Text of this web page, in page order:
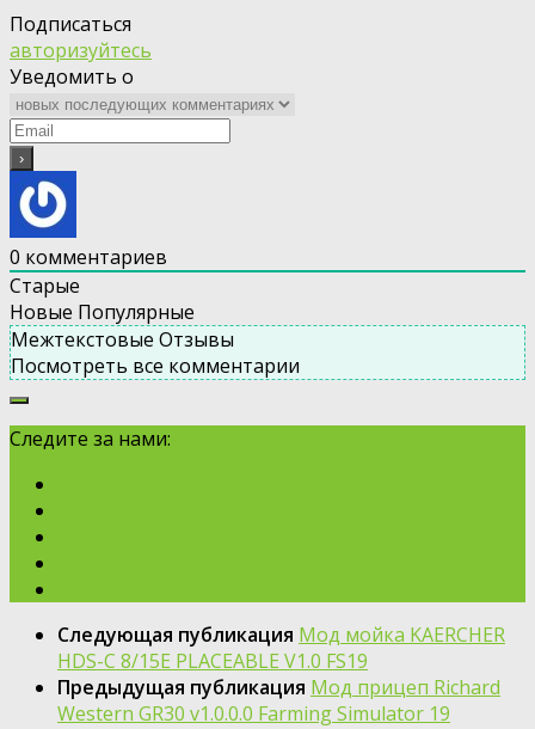
Подписаться
авторизуйтесь
Уведомить о
0 комментариев
Старые
Новые Популярные
Межтекстовые Отзывы
Посмотреть все комментарии
Следите за нами:
Следующая публикация Мод мойка KAERCHER
HDS-C 8/15E PLACEABLE V1.0 FS19
Предыдущая публикация Мод прицеп Richard
Western GR30 v1.0.0.0 Farming Simulator 19